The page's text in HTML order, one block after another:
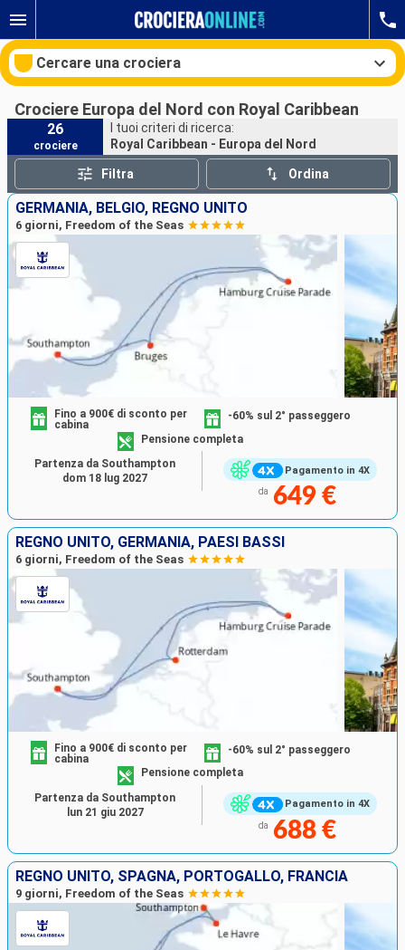
Cercare una crociera
Le nostre destinazioni
Mesi di partenza
Porti Compagnie
Ricerca
Crociere Europa del Nord con Royal Caribbean
26
crociere
I tuoi criteri di ricerca:
Royal Caribbean - Europa del Nord
Filtra Ordina
GERMANIA, BELGIO, REGNO UNITO
6 giorni, Freedom of the Seas
Pagamento in 4X
Fino a 900€ di sconto per
cabina
-60% sul 2° passeggero
Pensione completa
da 649 €
Partenza da Southampton
dom 18 lug 2027
REGNO UNITO, GERMANIA, PAESI BASSI
6 giorni, Freedom of the Seas
Pagamento in 4X
Fino a 900€ di sconto per
cabina
-60% sul 2° passeggero
Pensione completa
da 688 €
Partenza da Southampton
lun 21 giu 2027
REGNO UNITO, SPAGNA, PORTOGALLO, FRANCIA
9 giorni, Freedom of the Seas